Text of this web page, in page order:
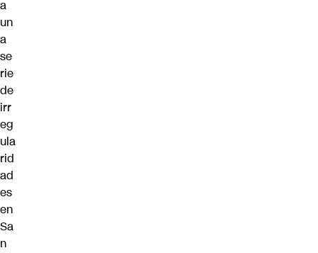
a
un
a
se
rie
de
irr
eg
ula
rid
ad
es
en
Sa
n